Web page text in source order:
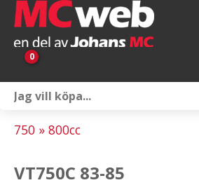
0
750 » 800cc
VT750C 83-85